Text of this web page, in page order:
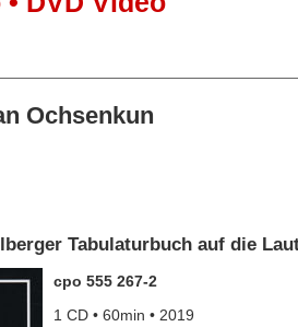
Ochsenkun
Tabulaturbuch auf die
cpo 555 267-2
1 CD • 60min • 2019